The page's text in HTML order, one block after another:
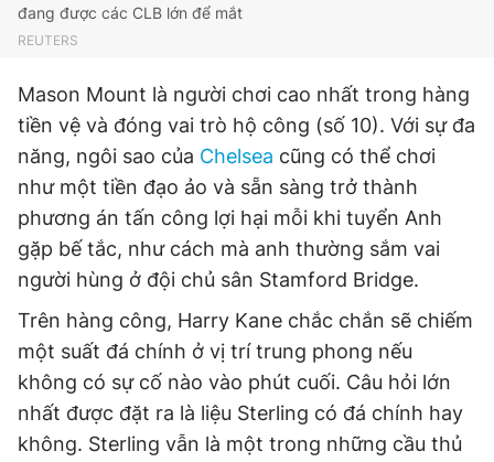
đang được các CLB lớn để mắt
REUTERS
Mason Mount là người chơi cao nhất trong hàng
tiền vệ và đóng vai trò hộ công (số 10). Với sự đa
năng, ngôi sao của Chelsea cũng có thể chơi
như một tiền đạo ảo và sẵn sàng trở thành
phương án tấn công lợi hại mỗi khi tuyển Anh
gặp bế tắc, như cách mà anh thường sắm vai
người hùng ở đội chủ sân Stamford Bridge.
Trên hàng công, Harry Kane chắc chắn sẽ chiếm
một suất đá chính ở vị trí trung phong nếu
không có sự cố nào vào phút cuối. Câu hỏi lớn
nhất được đặt ra là liệu Sterling có đá chính hay
không. Sterling vẫn là một trong những cầu thủ